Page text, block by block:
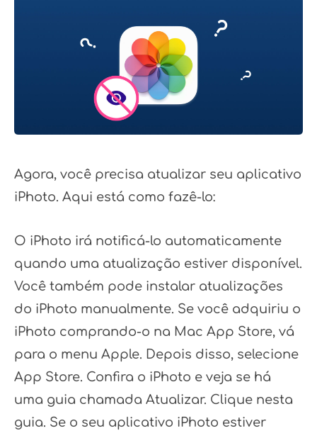
Agora, você precisa atualizar seu aplicativo
iPhoto. Aqui está como fazê-lo:
O iPhoto irá notificá-lo automaticamente
quando uma atualização estiver disponível.
Você também pode instalar atualizações
do iPhoto manualmente. Se você adquiriu o
iPhoto comprando-o na Mac App Store, vá
para o menu Apple. Depois disso, selecione
App Store. Confira o iPhoto e veja se há
uma guia chamada Atualizar. Clique nesta
guia. Se o seu aplicativo iPhoto estiver